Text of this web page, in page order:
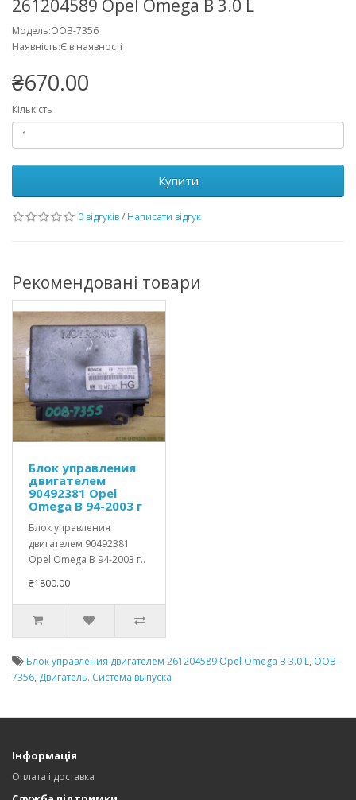
261204589 Opel Omega В 3.0 L
Модель:OOB-7356
Наявність:Є в наявності
₴670.00
Кількість
Купити
0 відгуків/ Написати відгук
Рекомендовані товари
Блок управления
двигателем
90492381 Opel
Omega В 94-2003 г
Блок управления
двигателем 90492381
Opel Omega В 94-2003 г..
₴1800.00
Блок управления двигателем 261204589 Opel Omega В 3.0 L, OOB-
7356, Двигатель. Система выпуска
Інформація
Оплата і доставка